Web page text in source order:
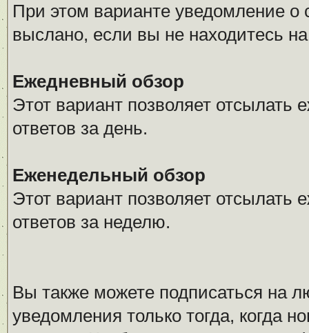
При этом варианте уведомление о
выслано, если вы не находитесь
Ежедневный обзор
Этот вариант позволяет
ответов за день.
Еженедельный обзор
Этот вариант позволяет
ответов за неделю.
Вы также можете подписаться на
уведомления только тогда, когда